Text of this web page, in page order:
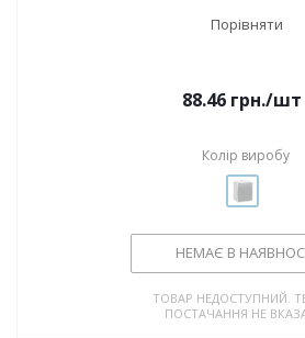
Порівняти
88.46 грн./шт
Колір виробу
НЕМАЄ В
ТОВАР НЕДОСТУПНИЙ.
ПОСТАЧАННЯ НЕ